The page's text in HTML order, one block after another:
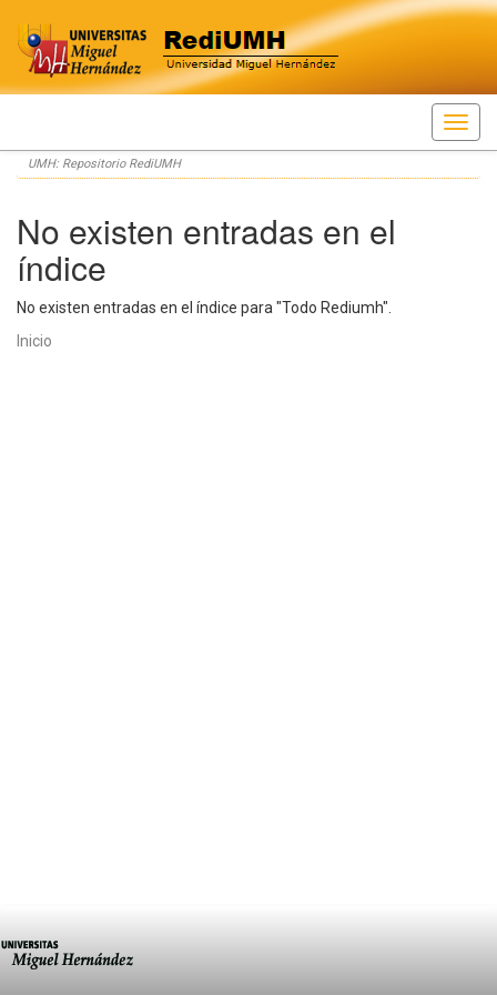
Skip
navigation
UMH: Repositorio RediUMH
No existen entradas en el
índice
No existen entradas en el índice para "Todo Rediumh".
Inicio